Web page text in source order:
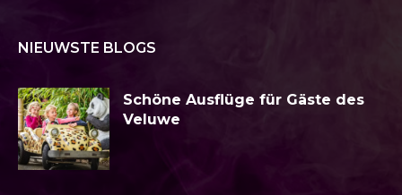
NIEUWSTE BLOGS
Schöne Ausflüge für Gäste des
Veluwe